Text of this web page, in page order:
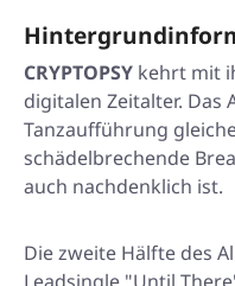
CRYPTOPSY kehrt mit
digitalen Zeitalter.
Tanzaufführung
schädelbrechende
auch nachdenklich ist.
Die zweite Hälfte des